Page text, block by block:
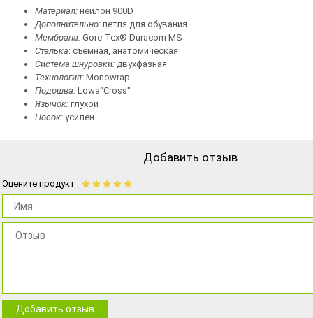
Материал: нейлон 900D
Дополнительно: петля для обувания
Мембрана: Gore-Tex® Duracom MS
Стелька: съемная, анатомическая
Система шнуровки: двухфазная
Технология: Monowrap
Подошва: Lowa"Cross"
Язычок: глухой
Носок: усилен
Добавить отзыв
Оцените продукт
Добавить отзыв